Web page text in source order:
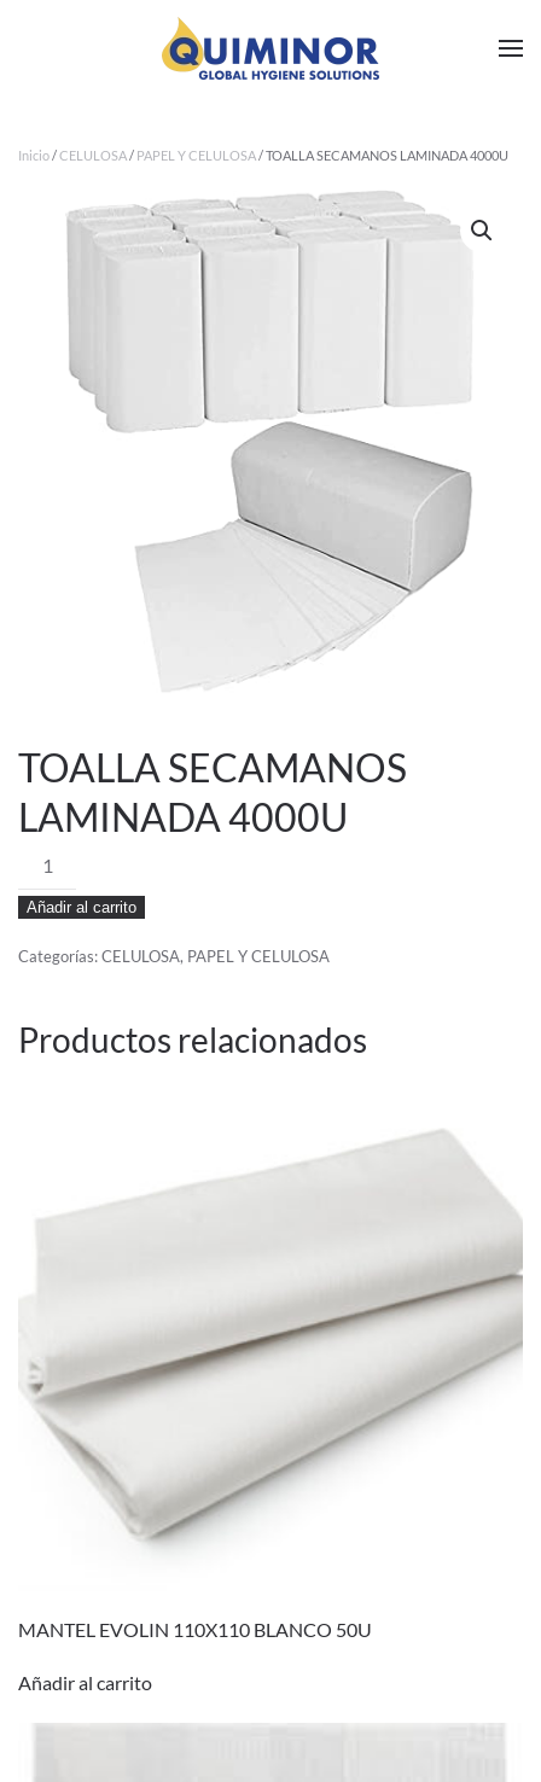
Ir al contenido principal
Inicio/CELULOSA/ PAPEL Y CELULOSA/ TOALLA SECAMANOS LAMINADA 4000U
TOALLA SECAMANOS
LAMINADA 4000U
TOALLA
SECAMANOS
LAMINADA
4000U
Añadir al carrito
Categorías:CELULOSA, PAPEL Y CELULOSA
Productos relacionados
MANTEL EVOLIN 110X110 BLANCO 50U
Añadir al carrito